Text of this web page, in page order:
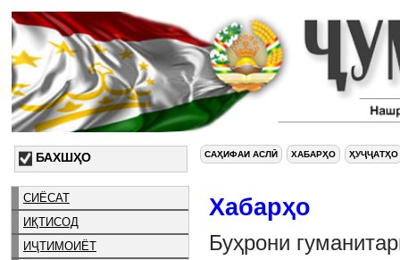
БАХШҲО
СИЁСАТ
ИҚТИСОД
ИҶТИМОИЁТ
САҲИФАИ АСЛӢ ХАБАРҲО ҲУҶҶАТҲО
Хабарҳо
Буҳрони